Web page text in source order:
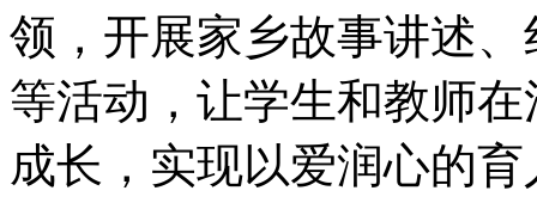
领，开展家乡故事讲述
等活动，让学生和教师
成长，实现以爱润心的